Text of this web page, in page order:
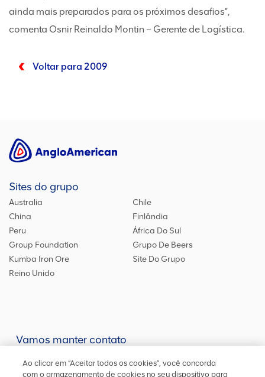
ainda mais preparados para os próximos desafios”,
comenta Osnir Reinaldo Montin – Gerente de Logística.
Voltar para 2009
Sites do grupo
Australia
Chile
China
Finlândia
Peru
África Do Sul
Group Foundation
Grupo De Beers
Kumba Iron Ore
Site Do Grupo
Reino Unido
Vamos manter contato
contatoconoscopara outras informações
Ao clicar em “Aceitar todos os cookies”, você concorda
com o armazenamento de cookies no seu dispositivo para